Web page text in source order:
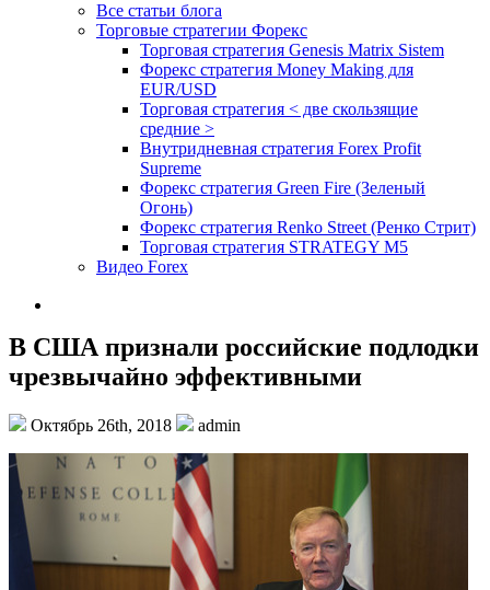
Все статьи блога
Торговые стратегии Форекс
Торговая стратегия Genesis Matrix Sistem
Форекс стратегия Money Making для
EUR/USD
Торговая стратегия < две скользящие
средние >
Внутридневная стратегия Forex Profit
Supreme
Форекс стратегия Green Fire (Зеленый
Огонь)
Форекс стратегия Renko Street (Ренко Стрит)
Торговая стратегия STRATEGY M5
Видео Forex
В США признали российские подлодки
чрезвычайно эффективными
Октябрь 26th, 2018 admin